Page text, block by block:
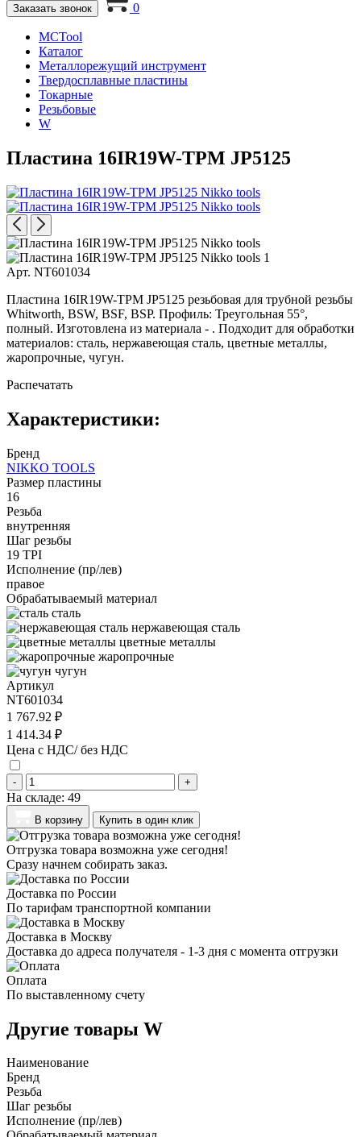
Заказать звонок 0
MCTool
Каталог
Металлорежущий инструмент
Твердосплавные пластины
Токарные
Резьбовые
W
Пластина 16IR19W-TPM JP5125
Арт. NT601034
Пластина 16IR19W-TPM JP5125 резьбовая для трубной резьбы
Whitworth, BSW, BSF, BSP. Профиль: Треугольная 55°,
полный. Изготовлена из материала - . Подходит для обработки
материалов: сталь, нержавеющая сталь, цветные металлы,
жаропрочные, чугун.
Распечатать
Характеристики:
Бренд
NIKKO TOOLS
Размер пластины
16
Резьба
внутренняя
Шаг резьбы
19 TPI
Исполнение (пр/лев)
правое
Обрабатываемый материал
сталь
нержавеющая сталь
цветные металлы
жаропрочные
чугун
Артикул
NT601034
1 767.92 ₽
1 414.34 ₽
Цена с НДС/ без НДС
- +
На складе: 49
В корзину Купить в один клик
Отгрузка товара возможна уже сегодня!
Сразу начнем собирать заказ.
Доставка по России
По тарифам транспортной компании
Доставка в Москву
Доставка до адреса получателя - 1-3 дня с момента отгрузки
Оплата
По выставленному счету
Другие товары W
Наименование
Бренд
Резьба
Шаг резьбы
Исполнение (пр/лев)